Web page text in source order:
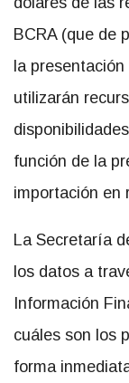
BCRA (que de
la
utilizarán
función de la
importación en
La Secretaría
los datos a
Información
cuáles son los
forma